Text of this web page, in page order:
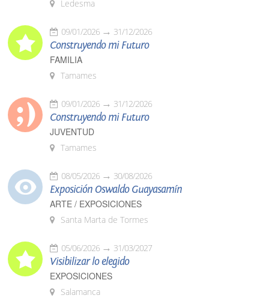
Ledesma
09/01/2026 31/12/2026
Construyendo mi Futuro
FAMILIA
Tamames
09/01/2026 31/12/2026
Construyendo mi Futuro
JUVENTUD
Tamames
08/05/2026 30/08/2026
Exposición Oswaldo Guayasamín
ARTE / EXPOSICIONES
Santa Marta de Tormes
05/06/2026 31/03/2027
Visibilizar lo elegido
EXPOSICIONES
Salamanca